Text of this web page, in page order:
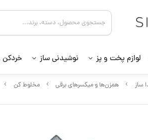
لوازم پخت و پز نوشیدنی ساز خردکن
ساز همزن‌ها و میکسرهای برقی مخلوط کن